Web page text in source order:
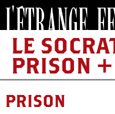
LE
PRISON
PRISON